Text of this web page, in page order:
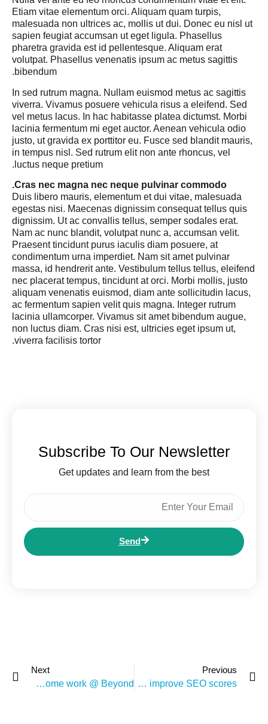
Etiam vitae elementum orci. Aliquam quam turpis,
malesuada non ultrices ac, mollis ut dui. Donec eu nisl ut
sapien feugiat accumsan ut eget ligula. Phasellus
pharetra gravida est id pellentesque. Aliquam erat
volutpat. Phasellus venenatis ipsum ac metus sagittis
bibendum.
In sed rutrum magna. Nullam euismod metus ac sagittis
viverra. Vivamus posuere vehicula risus a eleifend. Sed
vel metus lacus. In hac habitasse platea dictumst. Morbi
lacinia fermentum mi eget auctor. Aenean vehicula odio
justo, ut gravida ex porttitor eu. Fusce sed blandit mauris,
in tempus nisl. Sed rutrum elit non ante rhoncus, vel
luctus neque pretium.
Cras nec magna nec neque pulvinar commodo.
Duis libero mauris, elementum et dui vitae, malesuada
egestas nisi. Maecenas dignissim consequat tellus quis
dignissim. Ut ac convallis tellus, semper sodales erat.
Nam ac nunc blandit, volutpat nunc a, accumsan velit.
Praesent tincidunt purus iaculis diam posuere, at
condimentum urna imperdiet. Nam sit amet pulvinar
massa, id hendrerit ante. Vestibulum tellus tellus, eleifend
nec placerat tempus, tincidunt at orci. Morbi mollis, justo
aliquam venenatis euismod, diam ante sollicitudin lacus,
ac fermentum sapien velit quis magna. Integer rutrum
lacinia ullamcorper. Vivamus sit amet bibendum augue,
non luctus diam. Cras nisi est, ultricies eget ipsum ut,
viverra facilisis tortor.
Subscribe To Our Newsletter
Get updates and learn from the best
Send
Previous
Case Study: How to improve SEO scores
Next
Fun, fun, and more fun! come work @ Beyond